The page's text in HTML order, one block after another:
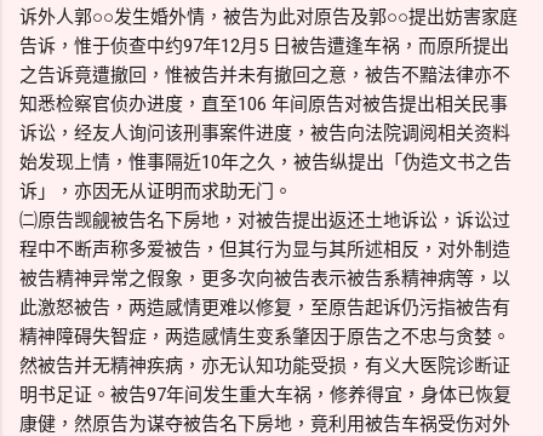
诉外人郭○○发生婚外情，被告为此对原告及郭○○提出妨害家庭
告诉，惟于侦查中约97年12月5 日被告遭逢车祸，而原所提出
之告诉竟遭撤回，惟被告并未有撤回之意，被告不黯法律亦不
知悉检察官侦办进度，直至106 年间原告对被告提出相关民事
诉讼，经友人询问该刑事案件进度，被告向法院调阅相关资料
始发现上情，惟事隔近10年之久，被告纵提出「伪造文书之告
诉」，亦因无从证明而求助无门。
㈡原告觊觎被告名下房地，对被告提出返还土地诉讼，诉讼过
程中不断声称多爱被告，但其行为显与其所述相反，对外制造
被告精神异常之假象，更多次向被告表示被告系精神病等，以
此激怒被告，两造感情更难以修复，至原告起诉仍污指被告有
精神障碍失智症，两造感情生变系肇因于原告之不忠与贪婪。
然被告并无精神疾病，亦无认知功能受损，有义大医院诊断证
明书足证。被告97年间发生重大车祸，修养得宜，身体已恢复
康健，然原告为谋夺被告名下房地，竟利用被告车祸受伤对外